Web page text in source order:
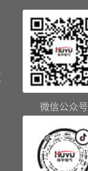
微信公众号